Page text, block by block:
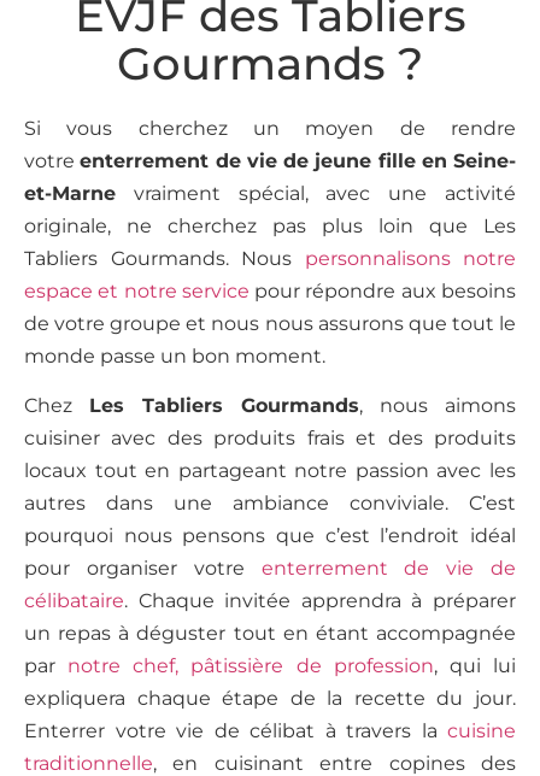
EVJF des Tabliers
Gourmands ?
Si vous cherchez un moyen de rendre
votreenterrement de vie de jeune fille en Seine-
et-Marne vraiment spécial, avec une activité
originale, ne cherchez pas plus loin que Les
Tabliers Gourmands. Nous personnalisons notre
espace et notre service pour répondre aux besoins
de votre groupe et nous nous assurons que tout le
monde passe un bon moment.
Chez Les Tabliers Gourmands, nous aimons
cuisiner avec des produits frais et des produits
locaux tout en partageant notre passion avec les
autres dans une ambiance conviviale. C’est
pourquoi nous pensons que c’est l’endroit idéal
pour organiser votre enterrement de vie de
célibataire. Chaque invitée apprendra à préparer
un repas à déguster tout en étant accompagnée
par notre chef, pâtissière de profession, qui lui
expliquera chaque étape de la recette du jour.
Enterrer votre vie de célibat à travers la cuisine
traditionnelle, en cuisinant entre copines des